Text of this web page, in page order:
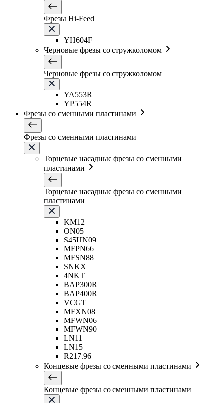
Фрезы Hi-Feed
YH604F
Черновые фрезы со стружколомом
Черновые фрезы со стружколомом
YA553R
YP554R
Фрезы со сменными пластинами
Фрезы со сменными пластинами
Торцевые насадные фрезы со сменными
пластинами
Торцевые насадные фрезы со сменными
пластинами
KM12
ON05
S45HN09
MFPN66
MFSN88
SNKX
4NKT
BAP300R
BAP400R
VCGT
MFXN08
MFWN06
MFWN90
LN11
LN15
R217.96
Концевые фрезы со сменными пластинами
Концевые фрезы со сменными пластинами